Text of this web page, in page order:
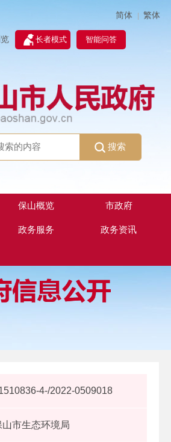
简体 | 繁体
长者模式 智能问答
搜索
保山概览 市政府
政务服务 政务资讯
4-/2022-0509018
山市生态环境局